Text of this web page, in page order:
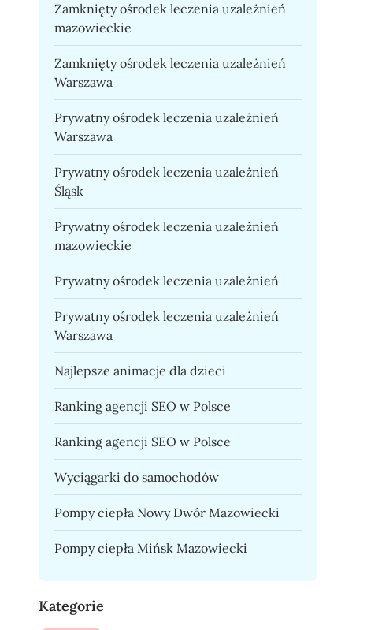
Zamknięty ośrodek leczenia uzależnień
mazowieckie
Zamknięty ośrodek leczenia uzależnień
Warszawa
Prywatny ośrodek leczenia uzależnień
Warszawa
Prywatny ośrodek leczenia uzależnień
Śląsk
Prywatny ośrodek leczenia uzależnień
mazowieckie
Prywatny ośrodek leczenia uzależnień
Prywatny ośrodek leczenia uzależnień
Warszawa
Najlepsze animacje dla dzieci
Ranking agencji SEO w Polsce
Ranking agencji SEO w Polsce
Wyciągarki do samochodów
Pompy ciepła Nowy Dwór Mazowiecki
Pompy ciepła Mińsk Mazowiecki
Kategorie